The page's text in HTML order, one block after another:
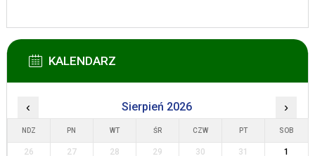
KALENDARZ
‹ Sierpień 2026 ›
NDZ PN WT ŚR CZW PT SOB
26 27 28 29 30 31
1